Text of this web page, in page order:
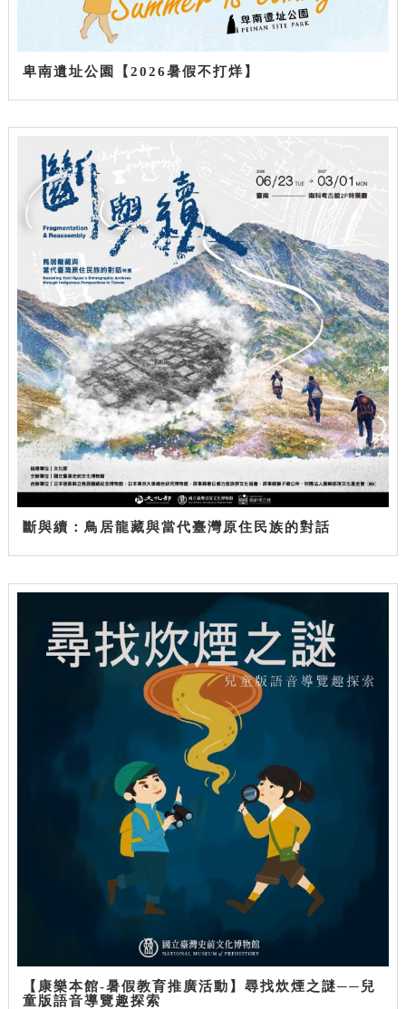
卑南遺址公園【2026暑假不打烊】
斷與續：鳥居龍藏與當代臺灣原住民族的對話
【康樂本館-暑假教育推廣活動】尋找炊煙之謎──兒
童版語音導覽趣探索